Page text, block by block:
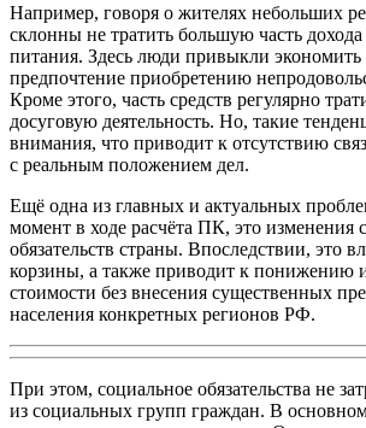
Например, говоря о жителях небольших
склонны не тратить большую часть
питания. Здесь люди привыкли экономить
предпочтение приобретению
Кроме этого, часть средств регулярно
досуговую деятельность. Но, такие
внимания, что приводит к отсутствию
с реальным положением дел.
Ещё одна из главных и актуальных
момент в ходе расчёта ПК, это изменения
обязательств страны. Впоследствии, это
корзины, а также приводит к
стоимости без внесения существенных
населения конкретных регионов РФ.
При этом, социальное обязательства не
из социальных групп граждан. В